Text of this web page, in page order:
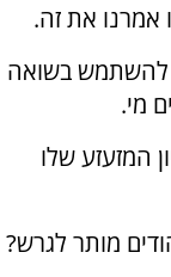
אמרנו את זה.
להשתמש בשואה
מי.
המזעזע שלו
מותר לגרש?